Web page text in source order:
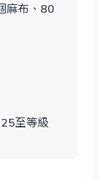
麻布、80
至等級